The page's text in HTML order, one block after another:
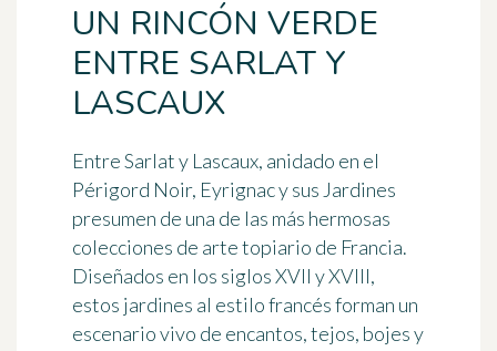
UN RINCÓN VERDE
ENTRE SARLAT Y
LASCAUX
Entre Sarlat y Lascaux, anidado en el
Périgord Noir, Eyrignac y sus Jardines
presumen de una de las más hermosas
colecciones de arte topiario de Francia.
Diseñados en los siglos XVII y XVIII,
estos jardines al estilo francés forman un
escenario vivo de encantos, tejos, bojes y